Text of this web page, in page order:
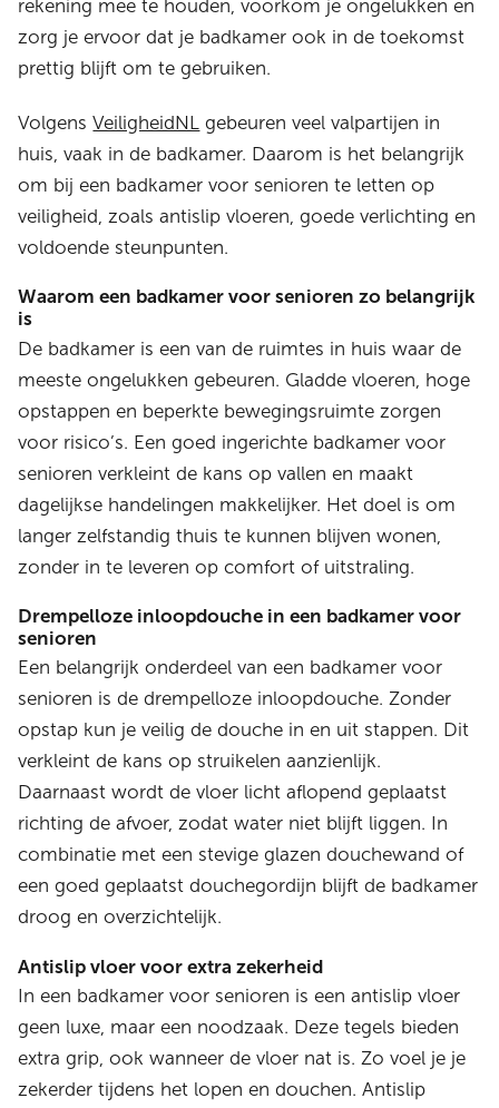
rekening mee te houden, voorkom je ongelukken en
zorg je ervoor dat je badkamer ook in de toekomst
prettig blijft om te gebruiken.
VolgensVeiligheidNL gebeuren veel valpartijen in
huis, vaak in de badkamer. Daarom is het belangrijk
om bij een badkamer voor senioren te letten op
veiligheid, zoals antislip vloeren, goede verlichting en
voldoende steunpunten.
Waarom een badkamer voor senioren zo belangrijk
is
De badkamer is een van de ruimtes in huis waar de
meeste ongelukken gebeuren. Gladde vloeren, hoge
opstappen en beperkte bewegingsruimte zorgen
voor risico’s. Een goed ingerichte badkamer voor
senioren verkleint de kans op vallen en maakt
dagelijkse handelingen makkelijker. Het doel is om
langer zelfstandig thuis te kunnen blijven wonen,
zonder in te leveren op comfort of uitstraling.
Drempelloze inloopdouche in een badkamer voor
senioren
Een belangrijk onderdeel van een badkamer voor
senioren is de drempelloze inloopdouche. Zonder
opstap kun je veilig de douche in en uit stappen. Dit
verkleint de kans op struikelen aanzienlijk.
Daarnaast wordt de vloer licht aflopend geplaatst
richting de afvoer, zodat water niet blijft liggen. In
combinatie met een stevige glazen douchewand of
een goed geplaatst douchegordijn blijft de badkamer
droog en overzichtelijk.
Antislip vloer voor extra zekerheid
In een badkamer voor senioren is een antislip vloer
geen luxe, maar een noodzaak. Deze tegels bieden
extra grip, ook wanneer de vloer nat is. Zo voel je je
zekerder tijdens het lopen en douchen. Antislip